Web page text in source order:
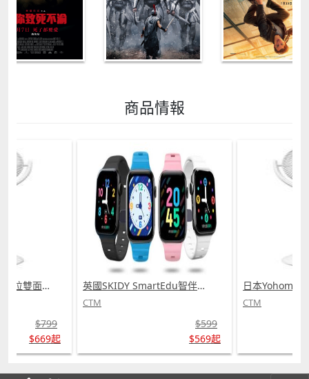
商品情報
日本Yohome 5D全方位雙面雙葉對流淨化智能語音伸縮循環扇 PRO (需訂貨)
$799
$669起
英國SKIDY SmartEdu智伴高清流暢五重定位遠控180°旋攝雙向視頻海外適配兒童智能手錶PRO (需訂貨)
CTM
$599
$569起
CTM